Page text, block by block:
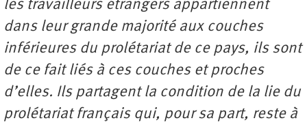
les travailleurs étrangers appartiennent
dans leur grande majorité aux couches
inférieures du prolétariat de ce pays, ils sont
de ce fait liés à ces couches et proches
d’elles. Ils partagent la condition de la lie du
prolétariat français qui, pour sa part, reste à